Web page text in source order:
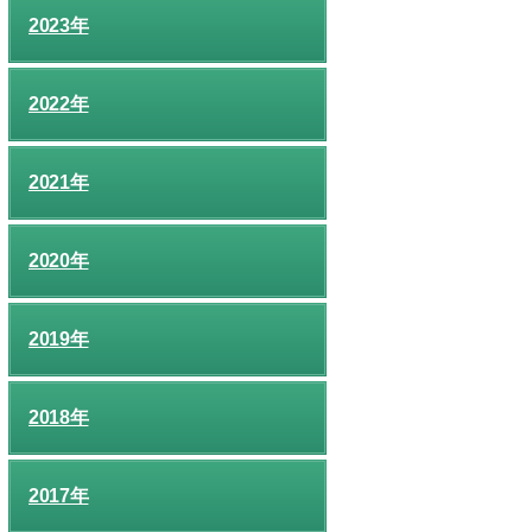
2023年
2022年
2021年
2020年
2019年
2018年
2017年